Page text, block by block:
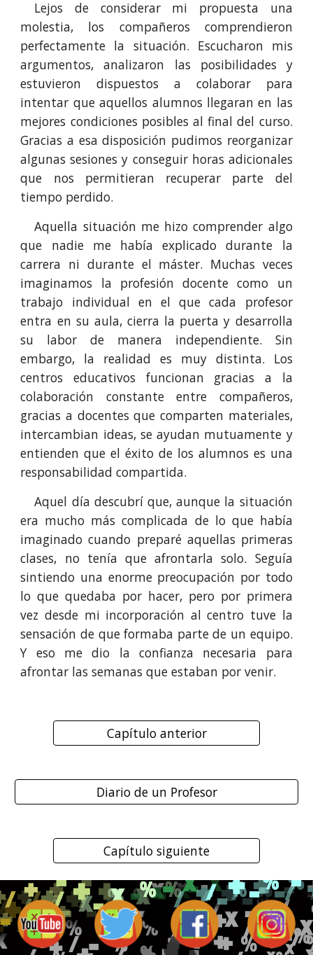
Lejos de considerar mi propuesta una
molestia, los compañeros comprendieron
perfectamente la situación. Escucharon mis
argumentos, analizaron las posibilidades y
estuvieron dispuestos a colaborar para
intentar que aquellos alumnos llegaran en las
mejores condiciones posibles al final del curso.
Gracias a esa disposición pudimos reorganizar
algunas sesiones y conseguir horas adicionales
que nos permitieran recuperar parte del
tiempo perdido.
Aquella situación me hizo comprender algo
que nadie me había explicado durante la
carrera ni durante el máster. Muchas veces
imaginamos la profesión docente como un
trabajo individual en el que cada profesor
entra en su aula, cierra la puerta y desarrolla
su labor de manera independiente. Sin
embargo, la realidad es muy distinta. Los
centros educativos funcionan gracias a la
colaboración constante entre compañeros,
gracias a docentes que comparten materiales,
intercambian ideas, se ayudan mutuamente y
entienden que el éxito de los alumnos es una
responsabilidad compartida.
Aquel día descubrí que, aunque la situación
era mucho más complicada de lo que había
imaginado cuando preparé aquellas primeras
clases, no tenía que afrontarla solo. Seguía
sintiendo una enorme preocupación por todo
lo que quedaba por hacer, pero por primera
vez desde mi incorporación al centro tuve la
sensación de que formaba parte de un equipo.
Y eso me dio la confianza necesaria para
afrontar las semanas que estaban por venir.
Capítulo anterior
Diario de un Profesor
Capítulo siguiente